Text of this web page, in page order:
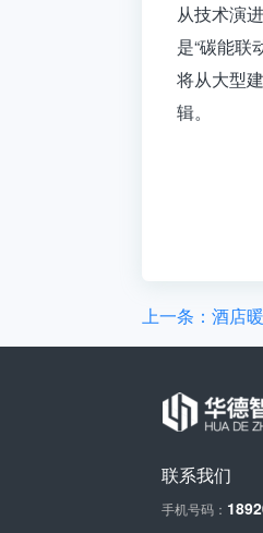
从技术演
是“碳能联
将从大型
辑。
上一条：酒店
联系我们
手机号码：